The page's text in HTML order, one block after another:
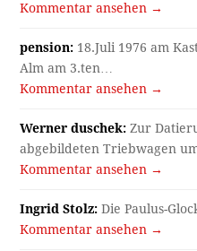
Kommentar ansehen →
pension: 18.Juli 1976 am
Alm am 3.ten…
Kommentar ansehen →
Werner duschek: Zur
abgebildeten Triebwagen
Kommentar ansehen →
Ingrid Stolz: Die Paulus-
Kommentar ansehen →